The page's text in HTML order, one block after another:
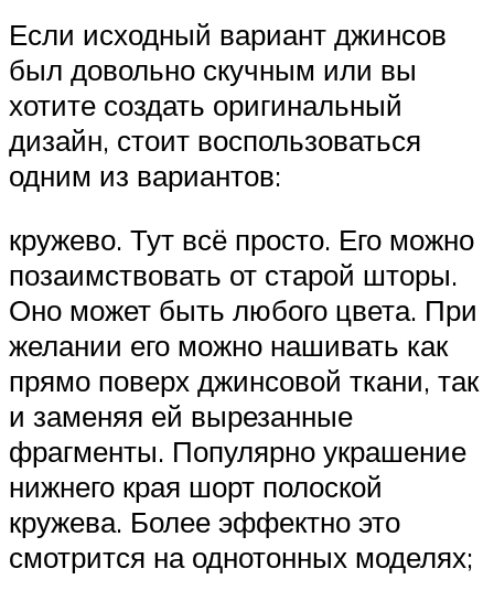
Если исходный вариант джинсов
был довольно скучным или вы
хотите создать оригинальный
дизайн, стоит воспользоваться
одним из вариантов:
кружево. Тут всё просто. Его можно
позаимствовать от старой шторы.
Оно может быть любого цвета. При
желании его можно нашивать как
прямо поверх джинсовой ткани, так
и заменяя ей вырезанные
фрагменты. Популярно украшение
нижнего края шорт полоской
кружева. Более эффектно это
смотрится на однотонных моделях;